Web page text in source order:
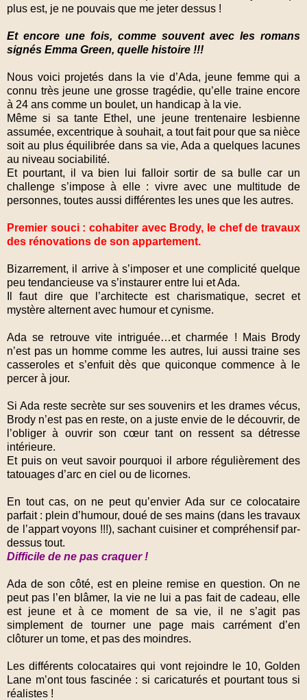
plus est, je ne pouvais que me jeter dessus !
Et encore une fois, comme souvent avec les romans
signés Emma Green, quelle histoire !!!
Nous voici projetés dans la vie d’Ada, jeune femme qui a
connu très jeune une grosse tragédie, qu’elle traine encore
à 24 ans comme un boulet, un handicap à la vie.
Même si sa tante Ethel, une jeune trentenaire lesbienne
assumée, excentrique à souhait, a tout fait pour que sa nièce
soit au plus équilibrée dans sa vie, Ada a quelques lacunes
au niveau sociabilité.
Et pourtant, il va bien lui falloir sortir de sa bulle car un
challenge s’impose à elle : vivre avec une multitude de
personnes, toutes aussi différentes les unes que les autres.
Premier souci : cohabiter avec Brody, le chef de travaux
des rénovations de son appartement.
Bizarrement, il arrive à s’imposer et une complicité quelque
peu tendancieuse va s’instaurer entre lui et Ada.
Il faut dire que l’architecte est charismatique, secret et
mystère alternent avec humour et cynisme.
Ada se retrouve vite intriguée…et charmée ! Mais Brody
n’est pas un homme comme les autres, lui aussi traine ses
casseroles et s’enfuit dès que quiconque commence à le
percer à jour.
Si Ada reste secrète sur ses souvenirs et les drames vécus,
Brody n’est pas en reste, on a juste envie de le découvrir, de
l’obliger à ouvrir son cœur tant on ressent sa détresse
intérieure.
Et puis on veut savoir pourquoi il arbore régulièrement des
tatouages d’arc en ciel ou de licornes.
En tout cas, on ne peut qu’envier Ada sur ce colocataire
parfait : plein d’humour, doué de ses mains (dans les travaux
de l’appart voyons !!!), sachant cuisiner et compréhensif par-
dessus tout.
Difficile de ne pas craquer !
Ada de son côté, est en pleine remise en question. On ne
peut pas l’en blâmer, la vie ne lui a pas fait de cadeau, elle
est jeune et à ce moment de sa vie, il ne s’agit pas
simplement de tourner une page mais carrément d’en
clôturer un tome, et pas des moindres.
Les différents colocataires qui vont rejoindre le 10, Golden
Lane m’ont tous fascinée : si caricaturés et pourtant tous si
réalistes !